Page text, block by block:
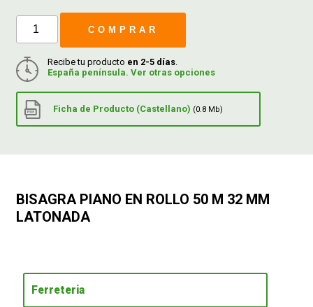
COMPRAR
Recibe tu producto en 2-5 días.
España península. Ver otras opciones
Ficha de Producto (Castellano) (0.8 Mb)
BISAGRA PIANO EN ROLLO 50 M 32 MM
LATONADA
Ferreteria
DESPIECE
CATÁLOGOS
FORMAS DE PAGO